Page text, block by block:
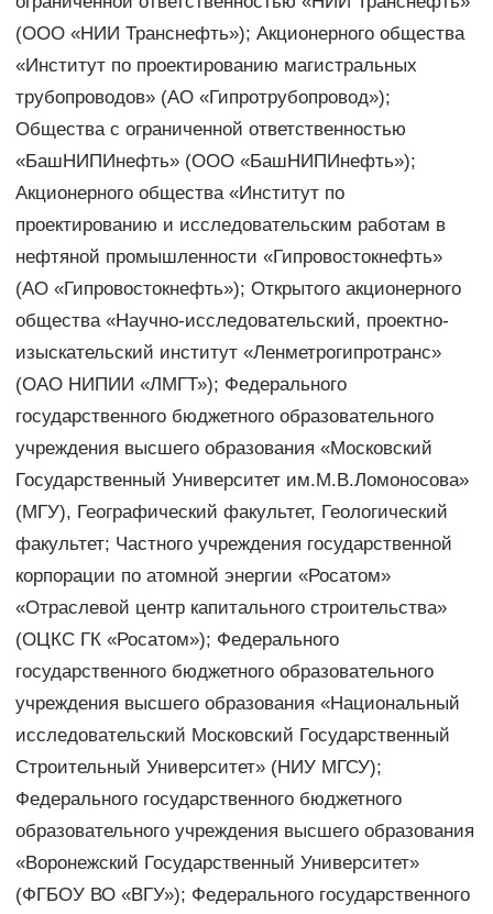
(ООО «НИИ Транснефть»); Акционерного общества
«Институт по проектированию магистральных
трубопроводов» (АО «Гипротрубопровод»);
Общества с ограниченной ответственностью
«БашНИПИнефть» (ООО «БашНИПИнефть»);
Акционерного общества «Институт по
проектированию и исследовательским работам в
нефтяной промышленности «Гипровостокнефть»
(АО «Гипровостокнефть»); Открытого акционерного
общества «Научно-исследовательский, проектно-
изыскательский институт «Ленметрогипротранс»
(ОАО НИПИИ «ЛМГТ»); Федерального
государственного бюджетного образовательного
учреждения высшего образования «Московский
Государственный Университет им.М.В.Ломоносова»
(МГУ), Географический факультет, Геологический
факультет; Частного учреждения государственной
корпорации по атомной энергии «Росатом»
«Отраслевой центр капитального строительства»
(ОЦКС ГК «Росатом»); Федерального
государственного бюджетного образовательного
учреждения высшего образования «Национальный
исследовательский Московский Государственный
Строительный Университет» (НИУ МГСУ);
Федерального государственного бюджетного
образовательного учреждения высшего образования
«Воронежский Государственный Университет»
(ФГБОУ ВО «ВГУ»); Федерального государственного